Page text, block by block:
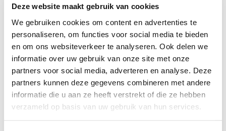
Deze website maakt gebruik van cookies
We gebruiken cookies om content en advertenties te
personaliseren, om functies voor social media te bieden
en om ons websiteverkeer te analyseren. Ook delen we
informatie over uw gebruik van onze site met onze
partners voor social media, adverteren en analyse. Deze
partners kunnen deze gegevens combineren met andere
informatie die u aan ze heeft verstrekt of die ze hebben
verzameld op basis van uw gebruik van hun services.
kinderen gebeurt op een natuurlijke manier. ‘In het begin
gaf de oudste aan het zeker te weten dat het wel goed
kwam. ‘Eerst liet ik dat zo, maar als het nu terloops ter
sprake komt wordt er wel over gesproken.’ In kindertaal
wordt uitgelegd dat Jolien niet meer beter wordt, maar
dat er medicijnen zijn die haar kunnen helpen. ‘We hebben
het er niet over dat mama nog maar zoveel jaar te leven
heeft. Dat is ook moeilijk, omdat ik zelf ook geen concrete
prognose heb.’ Op school en in de omgeving weten